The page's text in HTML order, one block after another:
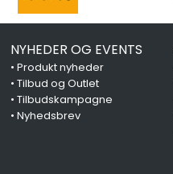
NYHEDER OG EVENTS
• Produkt nyheder
• Tilbud og Outlet
• Tilbudskampagne
• Nyhedsbrev